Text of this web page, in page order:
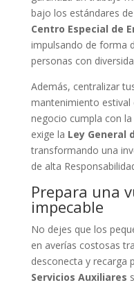
bajo los estándares
Centro Especial de
impulsando de forma
personas con
Además, centralizar
mantenimiento
negocio cumpla con
exige la Ley General
transformando una
de alta
Prepara una
impecable
No dejes que los
en averías costosas
desconecta y recarga
Servicios Auxiliares